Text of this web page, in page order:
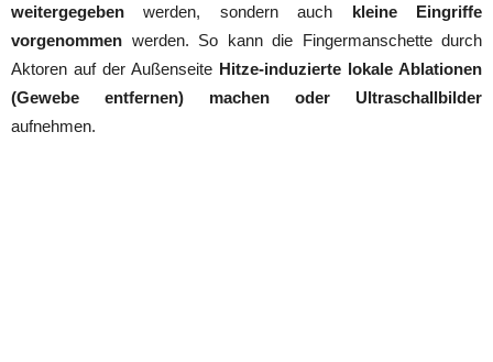
weitergegeben werden, sondern auch kleine Eingriffe
vorgenommen werden. So kann die Fingermanschette durch
Aktoren auf der Außenseite Hitze-induzierte lokale Ablationen
(Gewebe entfernen) machen oder Ultraschallbilder
aufnehmen.